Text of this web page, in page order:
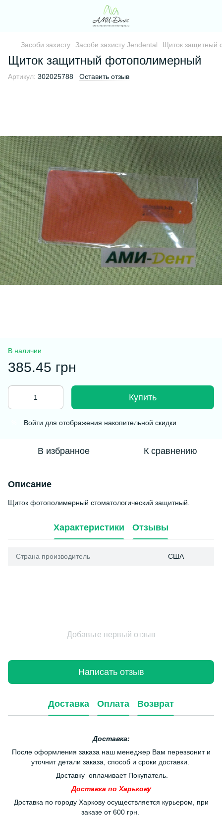
Засоби захисту Засоби захисту Jendental Щиток защитный
Щиток защитный фотополимерный
Артикул: 302025788 Оставить отзыв
В наличии
385.45 грн
Купить
Войти для отображения накопительной скидки
В избранное К сравнению
Описание
Щиток фотополимерный стоматологический защитный.
Характеристики Отзывы
Страна производитель США
Добавьте первый отзыв
Написать отзыв
Доставка Оплата Возврат
Доставка:
После оформления заказа наш менеджер Вам перезвонит и
уточнит детали заказа, способ и сроки доставки.
Доставку оплачивает Покупатель.
Доставка по Харькову
Доставка по городу Харкову осуществляется курьером, при
заказе от 600 грн.